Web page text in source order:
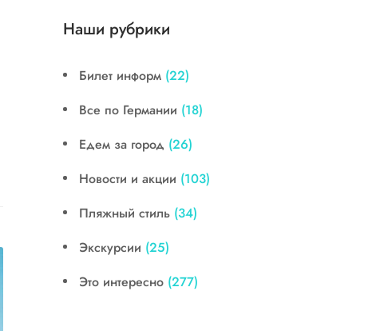
Наши рубрики
Билет информ (22)
Все по Германии (18)
Едем за город (26)
Новости и акции (103)
Пляжный стиль (34)
Экскурсии (25)
Это интересно (277)